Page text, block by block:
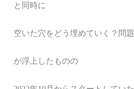
と同時に
空いた穴をどう埋めていく？問題
が浮上したものの